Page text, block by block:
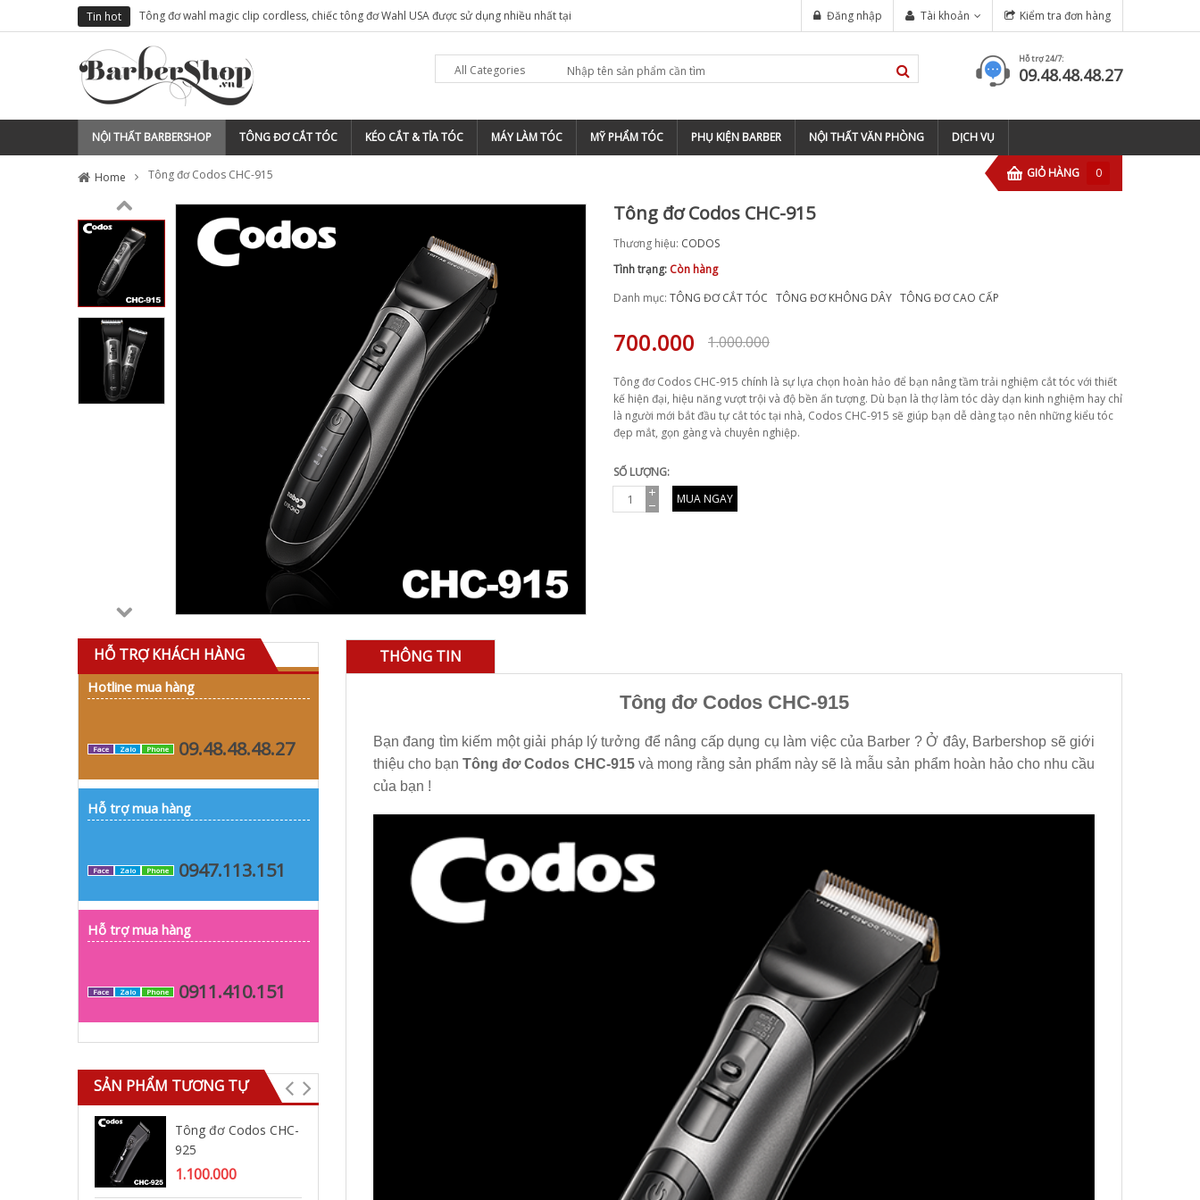
Tin hot
BẤT CỨ THỨ GÌ CHO TIỆM TÓC CỦA MÌNH TẠI SAO NÊN ĐĂNG KÝ THƯƠNG HIỆU CHO BARBERSHOP TIỆM TÓC ? TOP 5 ĐỊA CHỈ ĐÀO TẠO BARBER CHUYÊN NGHIỆP TẠI TP HỒ CHÍ MINH
Kiểm tra đơn hàng
Tài khoản
Đăng nhập
All Categories
Hỗ trợ 24/7:
09.48.48.48.27
NỘI THẤT BARBERSHOP TÔNG ĐƠ CẮT TÓC KÉO CẮT & TỈA TÓC MÁY LÀM TÓC MỸ PHẨM TÓC PHỤ KIỆN BARBER NỘI THẤT VĂN PHÒNG DỊCH VỤ
GIỎ HÀNG 0
Home Tông đơ Codos CHC-915
Tông đơ Codos CHC-915
Thương hiệu: CODOS
Tình trạng: Còn hàng
Danh mục: TÔNG ĐƠ CẮT TÓC TÔNG ĐƠ KHÔNG DÂY TÔNG ĐƠ CAO CẤP
1.000.000
700.000
Tông đơ Codos CHC-915 chính là sự lựa chọn hoàn hảo để bạn nâng tầm trải nghiệm cắt tóc với thiết
kế hiện đại, hiệu năng vượt trội và độ bền ấn tượng. Dù bạn là thợ làm tóc dày dạn kinh nghiệm hay chỉ
là người mới bắt đầu tự cắt tóc tại nhà, Codos CHC-915 sẽ giúp bạn dễ dàng tạo nên những kiểu tóc
đẹp mắt, gọn gàng và chuyên nghiệp.
SỐ LƯỢNG:
MUA NGAY
HỖ TRỢ KHÁCH HÀNG
Hotline mua hàng
Face Zalo Phone 09.48.48.48.27
Hỗ trợ mua hàng
Face Zalo Phone 0947.113.151
Hỗ trợ mua hàng
Face Zalo Phone 0911.410.151
SẢN PHẨM TƯƠNG TỰ
Tông đơ Codos CHC-
925
1.100.000
THÔNG TIN
Tông đơ Codos CHC-915
Bạn đang tìm kiếm một giải pháp lý tưởng để nâng cấp dụng cụ làm việc của Barber ? Ở đây, Barbershop sẽ giới
thiệu cho bạnTông đơ Codos CHC-915 và mong rằng sản phẩm này sẽ là mẫu sản phẩm hoàn hảo cho nhu cầu
của bạn !